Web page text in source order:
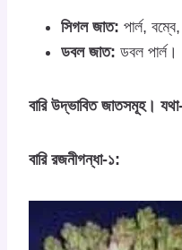
সিগল জাত: পার্ল,
ডবল জাত: ডবল পার্ল।
বারি উদ্ভাবিত জাতসমূহ।
বারি রজনীগন্ধা-১: